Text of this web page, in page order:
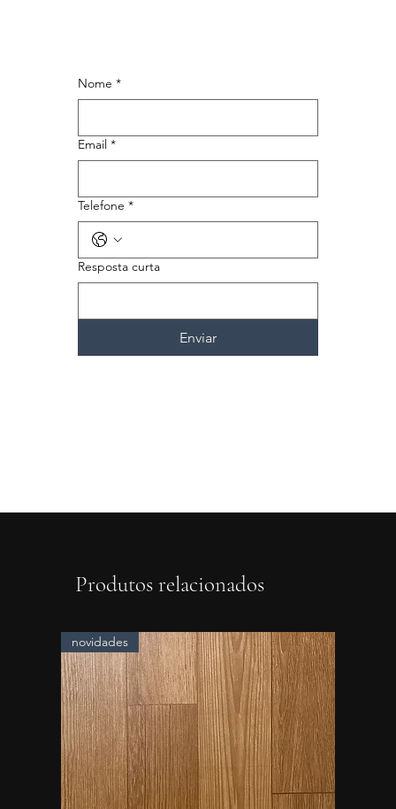
Nome *
Email *
Telefone *
Resposta curta
Enviar
Produtos relacionados
novidades